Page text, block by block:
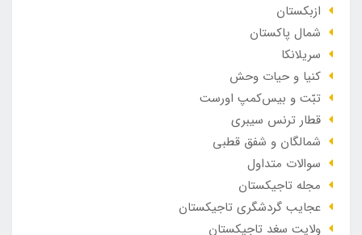
ازبکستان
شمال پاکستان
سریلانکا
کنیا و حیات وحش
تبّت و بیس‌کمپ اورست
قطار ترنس سیبری
شمالگان و شفق قطبی
سوالات متداول
مجله تاجیکستان
عجایب گردشگری تاجیکستان
ولایت سغد تاجیکستان